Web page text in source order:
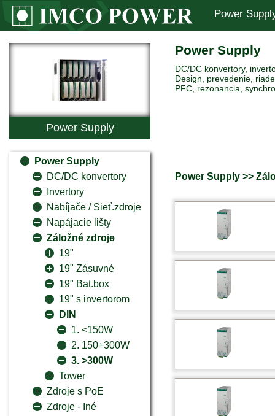
Power
Power Supply
Power Supply
DC/DC konvertory
Invertory
Nabíjače / Sieť.zdroje
Napájacie lišty
Záložné zdroje
19"
19" Zásuvné
19" Bat.box
19" s invertorom
DIN
1. <150W
2. 150÷300W
3. >300W
Tower
Zdroje s PoE
Zdroje - Iné
Power Supply
DC/DC konvertory,
Design, prevedenie,
PFC, rezonancia,
Power Supply >>